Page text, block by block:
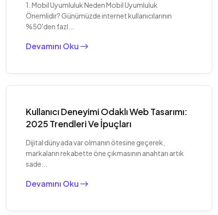
1. Mobil Uyumluluk Neden Mobil Uyumluluk
Önemlidir? Günümüzde internet kullanıcılarının
%50'den fazl...
Devamını Oku
Kullanıcı Deneyimi Odaklı Web Tasarımı:
2025 Trendleri Ve İpuçları
Dijital dünyada var olmanın ötesine geçerek,
markaların rekabette öne çıkmasının anahtarı artık
sade...
Devamını Oku